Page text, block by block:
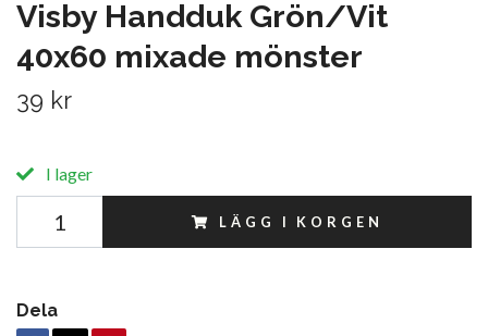
Visby Handduk Grön/Vit
40x60 mixade mönster
39 kr
I lager
LÄGG I KORGEN
Dela